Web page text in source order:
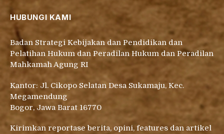
HUBUNGI KAMI
Badan Strategi Kebijakan dan Pendidikan dan
Pelatihan Hukum dan Peradilan Hukum dan Peradilan
Mahkamah Agung RI
Kantor: Jl. Cikopo Selatan Desa Sukamaju, Kec.
Megamendung
Bogor, Jawa Barat 16770
Kirimkan reportase berita, opini, features dan artikel